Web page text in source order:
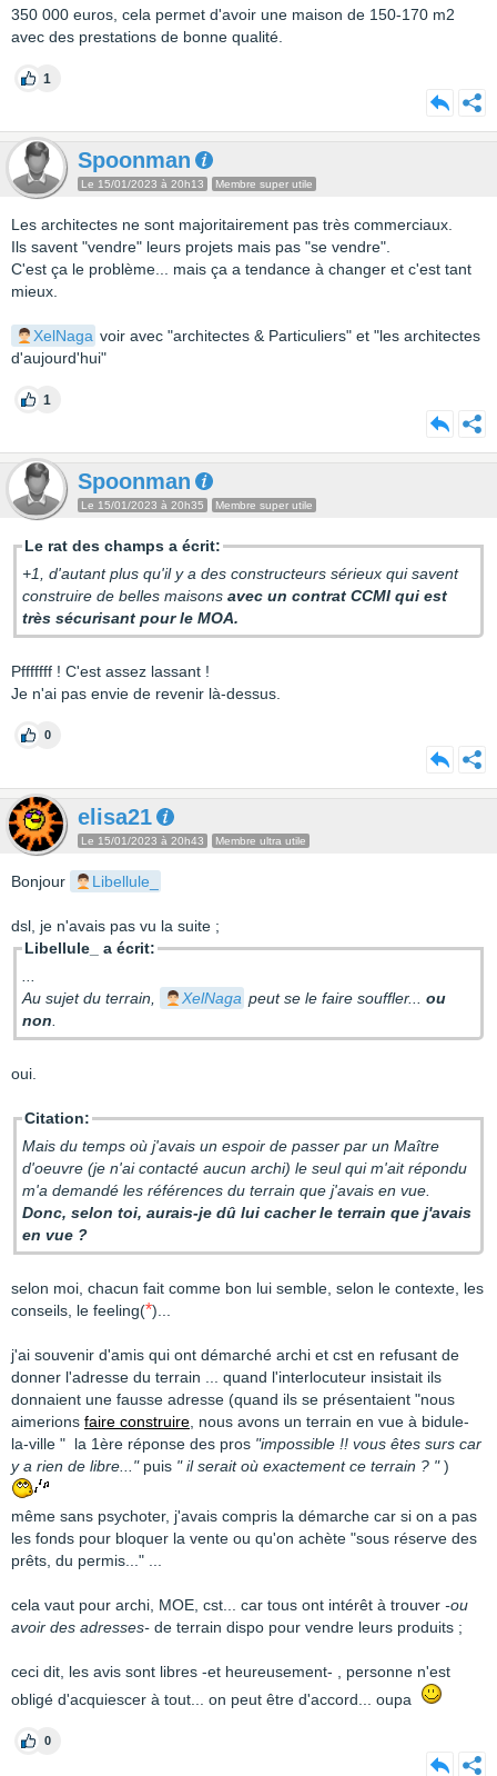
350 000 euros, cela permet d'avoir une maison de 150-170 m2
avec des prestations de bonne qualité.
1
Spoonman
Le 15/01/2023 à 20h13 Membre super utile
Les architectes ne sont majoritairement pas très commerciaux.
Ils savent "vendre" leurs projets mais pas "se vendre".
C'est ça le problème... mais ça a tendance à changer et c'est tant
mieux.
XelNaga voir avec "architectes & Particuliers" et "les architectes
d'aujourd'hui"
1
Spoonman
Le 15/01/2023 à 20h35 Membre super utile
Le rat des champs a écrit:
+1, d'autant plus qu'il y a des constructeurs sérieux qui savent
construire de belles maisons avec un contrat CCMI qui est
très sécurisant pour le MOA.
Pfffffff ! C'est assez lassant !
Je n'ai pas envie de revenir là-dessus.
0
elisa21
Le 15/01/2023 à 20h43 Membre ultra utile
Bonjour Libellule_
dsl, je n'avais pas vu la suite ;
Libellule_ a écrit:
Au sujet du terrain,
XelNaga peut se le faire souffler... ou
non
oui.
Citation:
Mais du temps où j'avais un espoir de passer par un Maître
d'oeuvre (je n'ai contacté aucun archi) le seul qui m'ait répondu
m'a demandé les références du terrain que j'avais en vue.
Donc, selon toi, aurais-je dû lui cacher le terrain que j'avais
en vue ?
selon moi, chacun fait comme bon lui semble, selon le contexte, les
conseils, le feeling(*)...
j'ai souvenir d'amis qui ont démarché archi et cst en refusant de
donner l'adresse du terrain ... quand l'interlocuteur insistait ils
donnaient une fausse adresse (quand ils se présentaient "nous
aimerions faire construire , nous avons un terrain en vue à bidule-
la-ville " la 1ère réponse des pros "impossible !! vous êtes surs car
y a rien de libre..."puis " il serait où exactement ce terrain ? ")
même sans psychoter, j'avais compris la démarche car si on a pas
les fonds pour bloquer la vente ou qu'on achète "sous réserve des
prêts, du permis..." ...
cela vaut pour archi, MOE, cst... car tous ont intérêt à trouver -ou
avoir des adresses- de terrain dispo pour vendre leurs produits ;
ceci dit, les avis sont libres -et heureusement- , personne n'est
obligé d'acquiescer à tout... on peut être d'accord... oupa
0